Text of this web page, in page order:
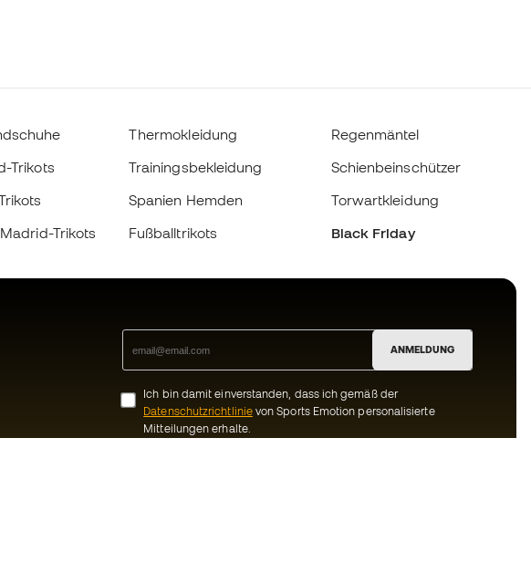
Trikots
Trikots
Thermokleidung
Trainingsbekleidung
Spanien Hemden
Fußballtrikots
Regenmäntel
Schienbeinschützer
Torwartkleidung
Black Friday
ANMELDUNG
Ich bin damit einverstanden, dass ich gemäß der
Datenschutzrichtlinievon Sports Emotion personalisierte
Mitteilungen erhalte.